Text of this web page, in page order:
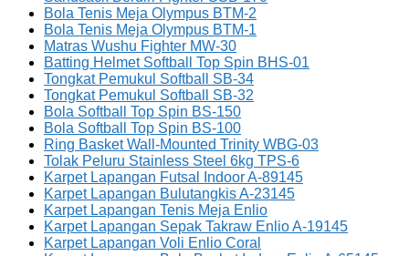
Bola Tenis Meja Olympus BTM-2
Bola Tenis Meja Olympus BTM-1
Matras Wushu Fighter MW-30
Batting Helmet Softball Top Spin BHS-01
Tongkat Pemukul Softball SB-34
Tongkat Pemukul Softball SB-32
Bola Softball Top Spin BS-150
Bola Softball Top Spin BS-100
Ring Basket Wall-Mounted Trinity WBG-03
Tolak Peluru Stainless Steel 6kg TPS-6
Karpet Lapangan Futsal Indoor A-89145
Karpet Lapangan Bulutangkis A-23145
Karpet Lapangan Tenis Meja Enlio
Karpet Lapangan Sepak Takraw Enlio A-19145
Karpet Lapangan Voli Enlio Coral